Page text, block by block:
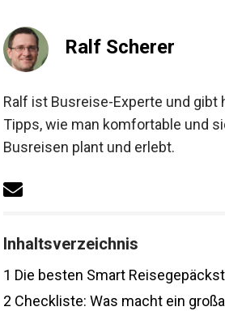
Ralf Scherer
Ralf ist Busreise-Experte und gibt
Tipps, wie man komfortable und
Busreisen plant und erlebt.
Inhaltsverzeichnis
1 Die besten Smart
2 Checkliste: Was macht ein